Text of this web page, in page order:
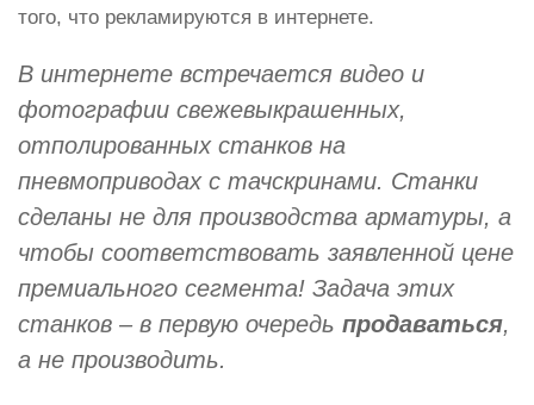
того, что рекламируются в интернете.
В интернете встречается видео и
фотографии свежевыкрашенных,
отполированных станков на
пневмоприводах с тачскринами. Станки
сделаны не для производства арматуры, а
чтобы соответствовать заявленной цене
премиального сегмента! Задача этих
станков – в первую очередь продаваться,
а не производить.